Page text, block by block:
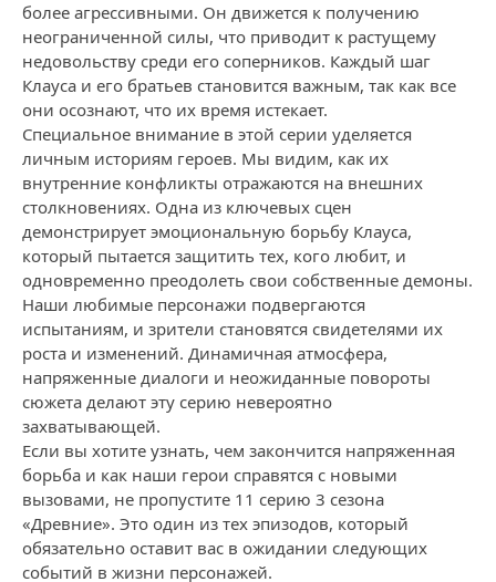
более агрессивными. Он движется к получению
неограниченной силы, что приводит к растущему
недовольству среди его соперников. Каждый шаг
Клауса и его братьев становится важным, так как все
они осознают, что их время истекает.
Специальное внимание в этой серии уделяется
личным историям героев. Мы видим, как их
внутренние конфликты отражаются на внешних
столкновениях. Одна из ключевых сцен
демонстрирует эмоциональную борьбу Клауса,
который пытается защитить тех, кого любит, и
одновременно преодолеть свои собственные демоны.
Наши любимые персонажи подвергаются
испытаниям, и зрители становятся свидетелями их
роста и изменений. Динамичная атмосфера,
напряженные диалоги и неожиданные повороты
сюжета делают эту серию невероятно
захватывающей.
Если вы хотите узнать, чем закончится напряженная
борьба и как наши герои справятся с новыми
вызовами, не пропустите 11 серию 3 сезона
«Древние». Это один из тех эпизодов, который
обязательно оставит вас в ожидании следующих
событий в жизни персонажей.